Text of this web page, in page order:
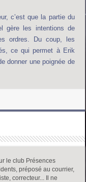
c’est que la partie du
gère les intentions de
ordres. Du coup, les
ce qui permet à Erik
donner une poignée de
le club Présences
préposé au courrier,
correcteur... Il ne